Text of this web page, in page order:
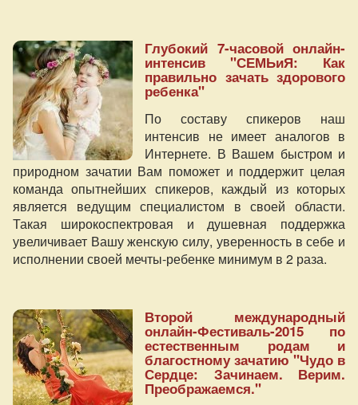
Глубокий 7-часовой онлайн-
интенсив "СЕМЬиЯ: Как
правильно зачать здорового
ребенка"
По составу спикеров наш
интенсив не имеет аналогов в
Интернете. В Вашем быстром и
природном зачатии Вам поможет и поддержит целая
команда опытнейших спикеров, каждый из которых
является ведущим специалистом в своей области.
Такая широкоспектровая и душевная поддержка
увеличивает Вашу женскую силу, уверенность в себе и
исполнении своей мечты-ребенке минимум в 2 раза.
Второй международный
онлайн-Фестиваль-2015 по
естественным родам и
благостному зачатию "Чудо в
Сердце: Зачинаем. Верим.
Преображаемся."